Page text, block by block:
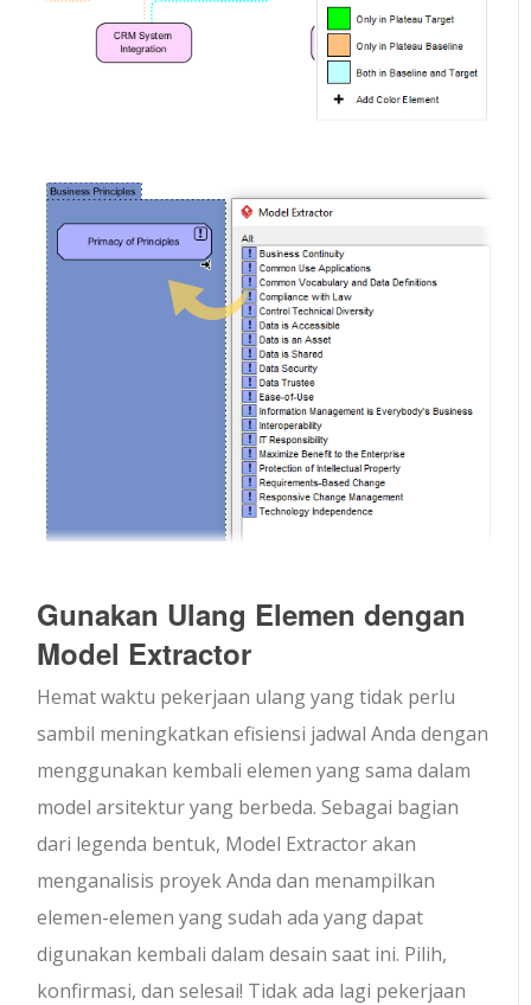
Gunakan Ulang Elemen dengan
Model Extractor
Hemat waktu pekerjaan ulang yang tidak perlu
sambil meningkatkan efisiensi jadwal Anda dengan
menggunakan kembali elemen yang sama dalam
model arsitektur yang berbeda. Sebagai bagian
dari legenda bentuk, Model Extractor akan
menganalisis proyek Anda dan menampilkan
elemen-elemen yang sudah ada yang dapat
digunakan kembali dalam desain saat ini. Pilih,
konfirmasi, dan selesai! Tidak ada lagi pekerjaan